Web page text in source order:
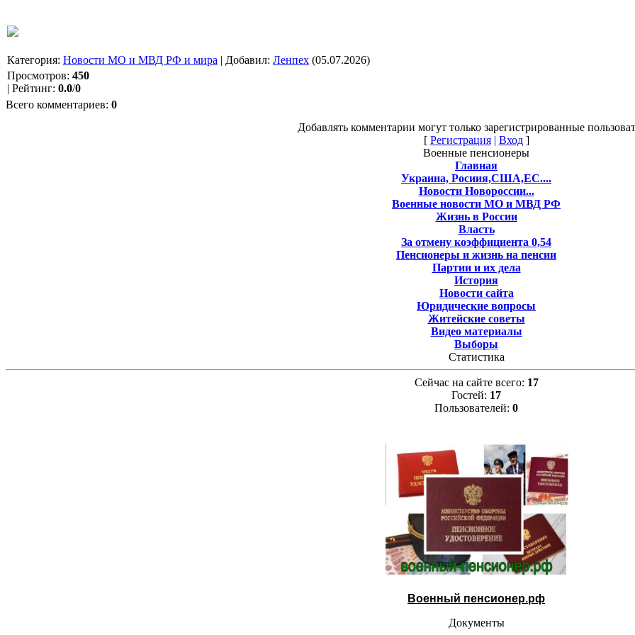
Категория: Новости МО и МВД РФ и мира | Добавил: Ленпех (05.07.2026)
Просмотров: 450
| Рейтинг: 0.0/0
Всего комментариев: 0
Добавлять комментарии могут только зарегистрированные
[ Регистрация| Вход]
Военные пенсионеры
Главная
Украина, Росиия,США,ЕС....
Новости Новороссии...
Военные новости МО и МВД РФ
Жизнь в России
Власть
За отмену коэффициента 0,54
Пенсионеры и жизнь на пенсии
Партии и их дела
История
Новости сайта
Юридические вопросы
Житейские советы
Видео материалы
Выборы
Статистика
Сейчас на сайте всего: 17
Гостей: 17
Пользователей: 0
Военный пенсионер.рф
Документы